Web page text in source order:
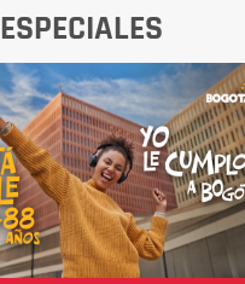
ESPECIALES